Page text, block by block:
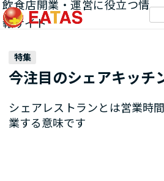
飲食店開業・運営に役立つ情
報サイト
特集
今注目のシェアキッチ
シェアレストランとは営業時
業する意味です